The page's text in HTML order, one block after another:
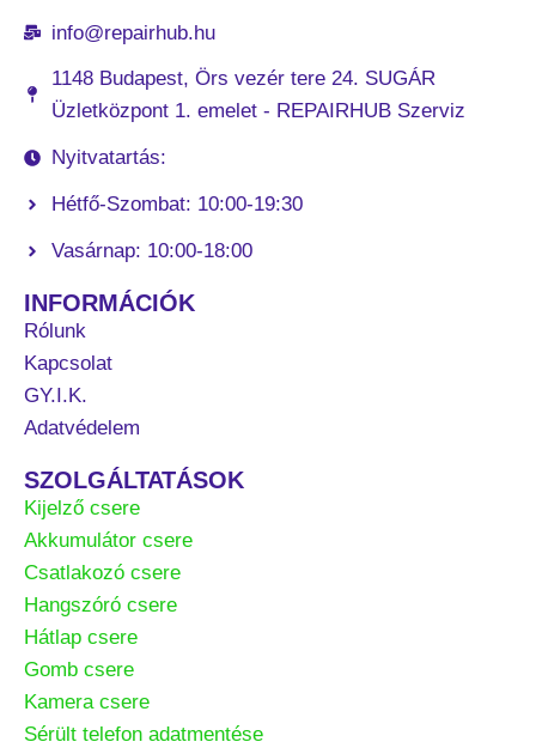
info@repairhub.hu
1148 Budapest, Örs vezér tere 24. SUGÁR
Üzletközpont 1. emelet - REPAIRHUB Szerviz
Nyitvatartás:
Hétfő-Szombat: 10:00-19:30
Vasárnap: 10:00-18:00
INFORMÁCIÓK
Rólunk
Kapcsolat
GY.I.K.
Adatvédelem
SZOLGÁLTATÁSOK
Kijelző csere
Akkumulátor csere
Csatlakozó csere
Hangszóró csere
Hátlap csere
Gomb csere
Kamera csere
Sérült telefon adatmentése